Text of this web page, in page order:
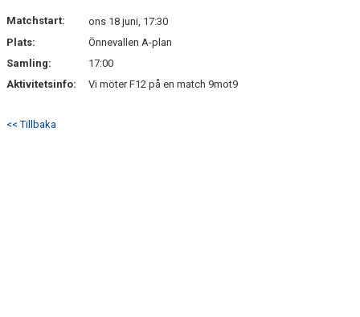
KONTAKT
Matchstart:
ons 18 juni, 17:30
Plats:
Önnevallen A-plan
Samling:
17:00
Aktivitetsinfo:
Vi möter F12 på en match 9mot9
<< Tillbaka